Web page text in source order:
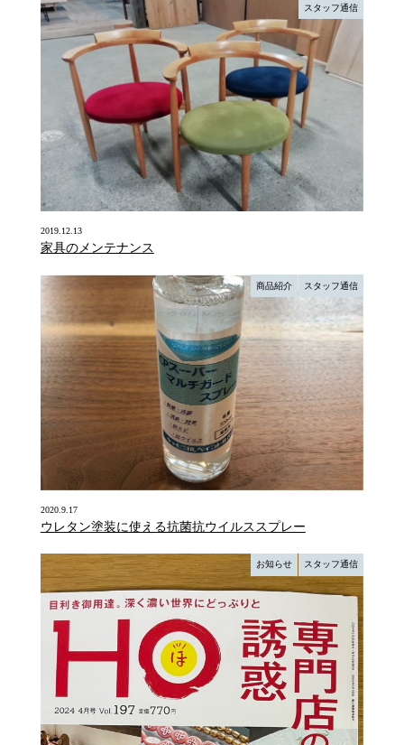
スタッフ通信
2019.12.13
家具のメンテナンス
商品紹介 スタッフ通信
2020.9.17
ウレタン塗装に使える抗菌抗ウイルススプレー
お知らせ スタッフ通信